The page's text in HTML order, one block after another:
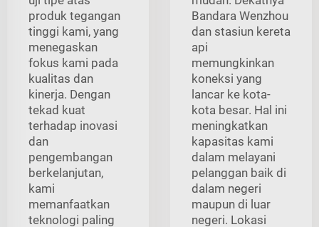
produk tegangan
tinggi kami, yang
menegaskan
fokus kami pada
kualitas dan
kinerja. Dengan
tekad kuat
terhadap inovasi
dan
pengembangan
berkelanjutan,
kami
memanfaatkan
teknologi paling
Bandara Wenzhou
dan stasiun kereta
api
memungkinkan
koneksi yang
lancar ke kota-
kota besar. Hal ini
meningkatkan
kapasitas kami
dalam melayani
pelanggan baik di
dalam negeri
maupun di luar
negeri. Lokasi